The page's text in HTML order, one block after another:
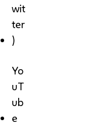
wit
ter
)
Yo
uT
ub
e